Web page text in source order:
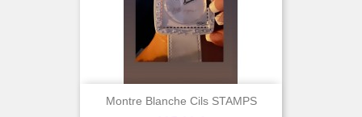
Montre Blanche Cils STAMPS